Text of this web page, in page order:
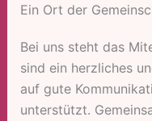
Ein Ort der
Bei uns steht das
sind ein herzliches
auf gute
unterstützt.